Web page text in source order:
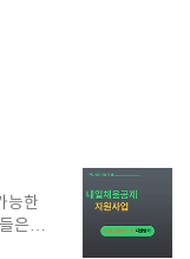
능한
은 3
들